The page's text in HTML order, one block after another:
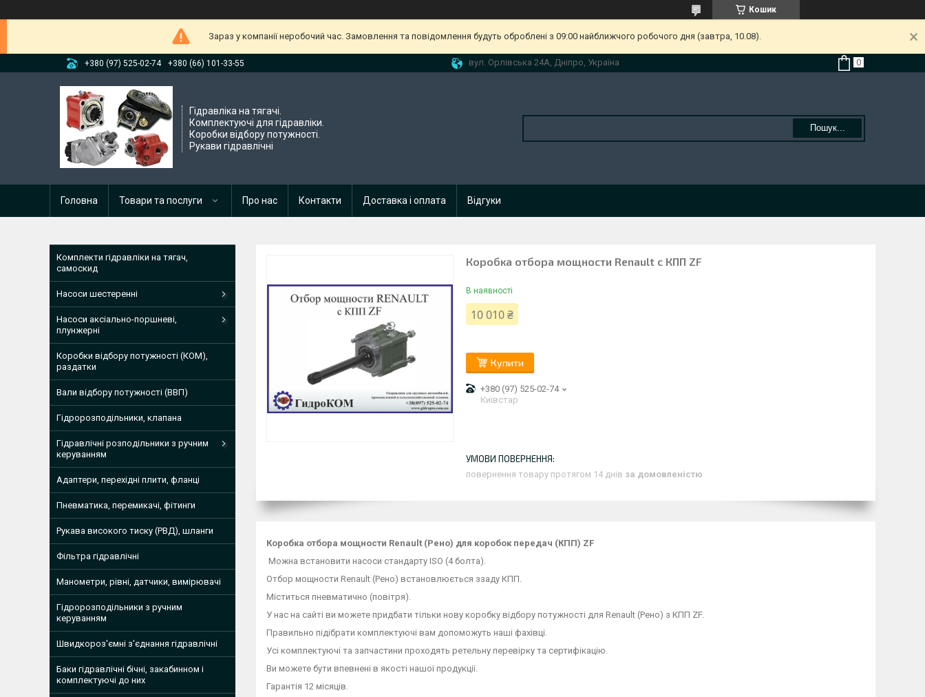
Кошик
Зараз у компанії неробочий час. Замовлення та повідомлення будуть оброблені з 09:00 найближчого робочого дня (завтра, 10.08).
+380 (97) 525-02-74 +380 (66) 101-33-55 вул. Орлівська 24А, Дніпро, Україна
Гідравліка на тягачі.
Комплектуючі для гідравліки.
Коробки відбору потужності.
Рукави гідравлічні
Пошук...
Головна Товари та послуги Про нас Контакти Доставка і оплата Відгуки
Коробка отбора мощности Renault с КПП ZF
В наявності
10 010 ₴
Купити
+380 (97) 525-02-74
Київстар
повернення товару протягом 14 днів за домовленістю
Коробка отбора мощности Renault (Рено) для коробок передач (КПП) ZF
Можна встановити насоси стандарту ISO (4 болта).
Отбор мощности Renault (Рено) встановлюється ззаду КПП.
Міститься пневматично (повітря).
У нас на сайті ви можете придбати тільки нову коробку відбору потужності для Renault (Рено) з КПП ZF.
Правильно підібрати комплектуючі вам допоможуть наші фахівці.
Усі комплектуючі та запчастини проходять ретельну перевірку та сертифікацію.
Ви можете бути впевнені в якості нашої продукції.
Гарантія 12 місяців.
Комплекти гідравліки на тягач,
самоскид
Насоси шестеренні
Насоси аксіально-поршневі,
плунжерні
Коробки відбору потужності (КОМ),
раздатки
Вали відбору потужності (ВВП)
Гідророзподільники, клапана
Гідравлічні розподільники з ручним
керуванням
Адаптери, перехідні плити, фланці
Пневматика, перемикачі, фітинги
Рукава високого тиску (РВД), шланги
Фільтра гідравлічні
Манометри, рівні, датчики, вимірювачі
Гідророзподільники з ручним
керуванням
Швидкороз'ємні з'єднання гідравлічні
Баки гідравлічні бічні, закабинном і
комплектуючі до них